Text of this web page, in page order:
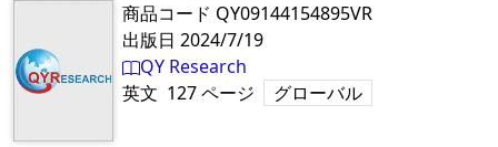
商品コード QY09144154895VR
出版日 2024/7/19
QY Research
英文 127ページ グローバル